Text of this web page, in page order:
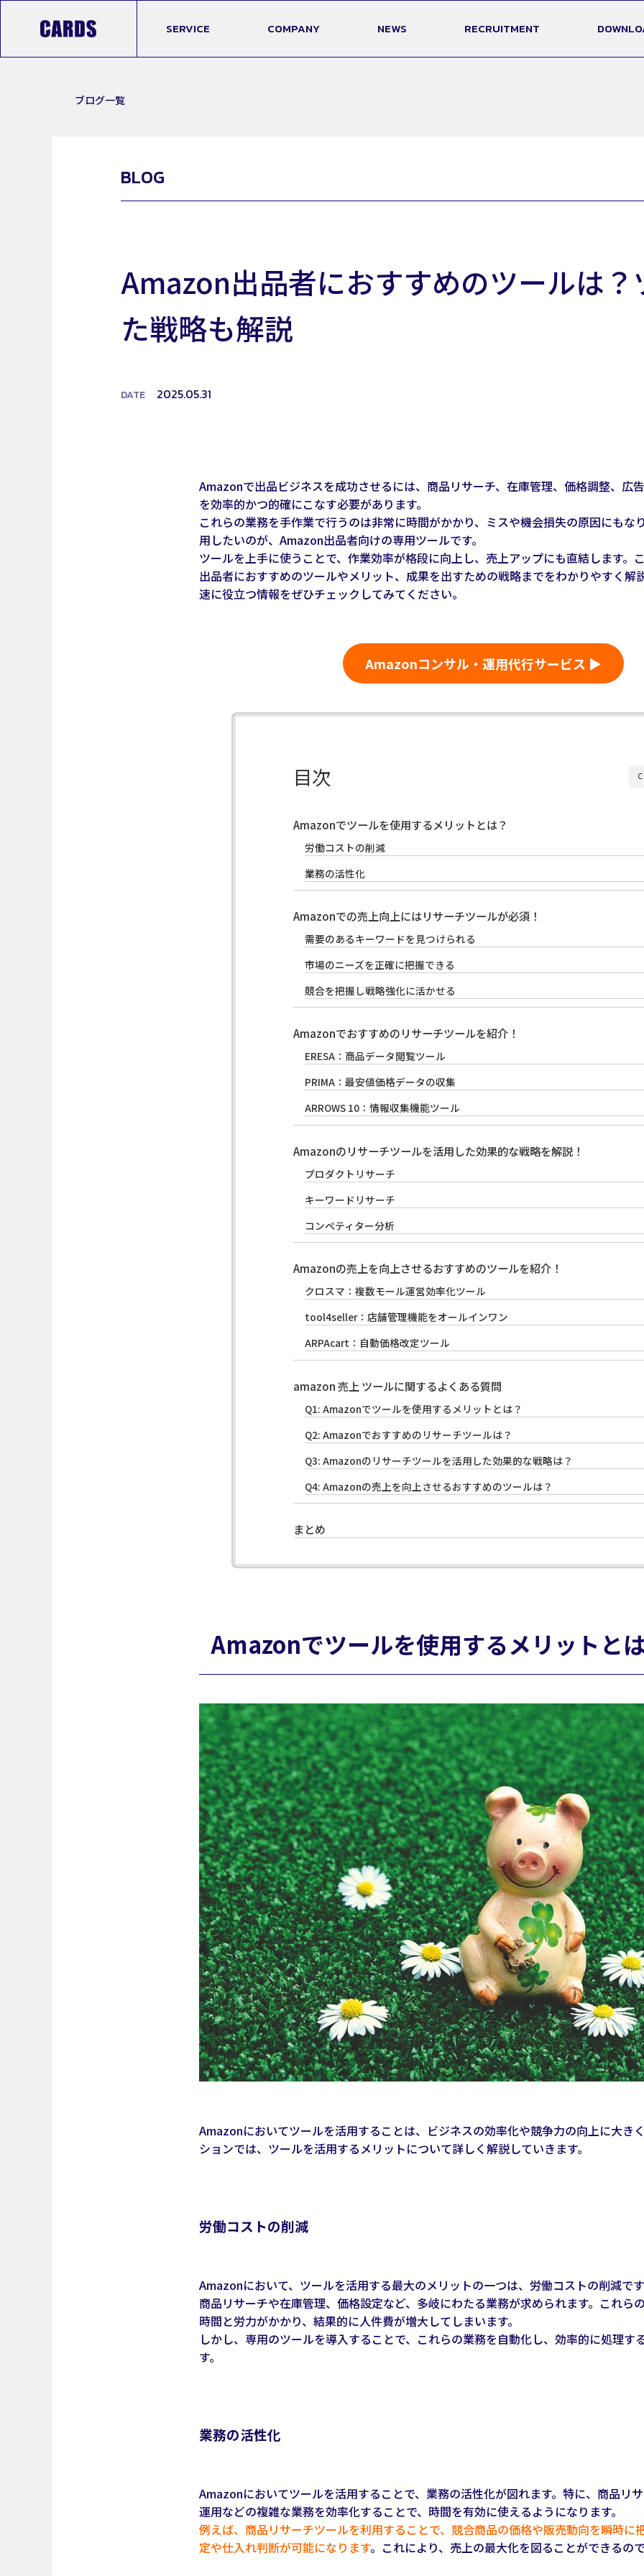
SERVICE COMPANY NEWS RECRUITMENT
ブログ一覧
BLOG
Amazon出品者におすすめのツールは
た戦略も解説
DATE 2025.05.31
Amazonで出品ビジネスを成功させるには、商品リサーチ、在庫管理、価格調整、広
を効率的かつ的確にこなす必要があります。
これらの業務を手作業で行うのは非常に時間がかかり、ミスや機会損失の原因にもな
用したいのが、Amazon出品者向けの専用ツールです。
ツールを上手に使うことで、作業効率が格段に向上し、売上アップにも直結します。
出品者におすすめのツールやメリット、成果を出すための戦略までをわかりやすく解
速に役立つ情報をぜひチェックしてみてください。
Amazonコンサル・運用代行サービス ▶
目次
Amazonでツールを使用するメリットとは？
労働コストの削減
業務の活性化
Amazonでの売上向上にはリサーチツールが必須！
需要のあるキーワードを見つけられる
市場のニーズを正確に把握できる
競合を把握し戦略強化に活かせる
Amazonでおすすめのリサーチツールを紹介！
ERESA：商品データ閲覧ツール
PRIMA：最安値価格データの収集
ARROWS 10：情報収集機能ツール
Amazonのリサーチツールを活用した効果的な戦略を解説！
プロダクトリサーチ
キーワードリサーチ
コンペティター分析
Amazonの売上を向上させるおすすめのツールを紹介！
クロスマ：複数モール運営効率化ツール
tool4seller：店舗管理機能をオールインワン
ARPAcart：自動価格改定ツール
amazon 売上 ツールに関するよくある質問
Q1: Amazonでツールを使用するメリットとは？
Q2: Amazonでおすすめのリサーチツールは？
Q3: Amazonのリサーチツールを活用した効果的な戦略は？
Q4: Amazonの売上を向上させるおすすめのツールは？
まとめ
Amazonでツールを使用するメリットと
Amazonにおいてツールを活用することは、ビジネスの効率化や競争力の向上に大き
ションでは、ツールを活用するメリットについて詳しく解説していきます。
労働コストの削減
Amazonにおいて、ツールを活用する最大のメリットの一つは、労働コストの削減で
商品リサーチや在庫管理、価格設定など、多岐にわたる業務が求められます。これら
時間と労力がかかり、結果的に人件費が増大してしまいます。
しかし、専用のツールを導入することで、これらの業務を自動化し、効率的に処理す
す。
業務の活性化
Amazonにおいてツールを活用することで、業務の活性化が図れます。特に、商品リ
運用などの複雑な業務を効率化することで、時間を有効に使えるようになります。
例えば、商品リサーチツールを利用することで、競合商品の価格や販売動向を瞬時に
定や仕入れ判断が可能になります。これにより、売上の最大化を図ることができるの